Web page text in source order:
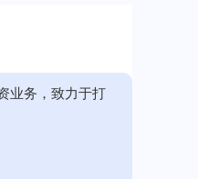
业务，致力于打